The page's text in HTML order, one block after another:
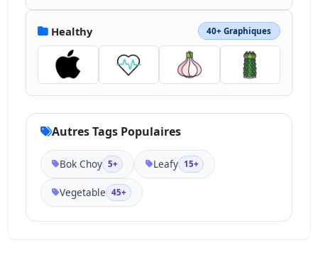
Healthy 40+ Graphiques
Autres Tags Populaires
Bok Choy 5+ Leafy 15+
Vegetable 45+